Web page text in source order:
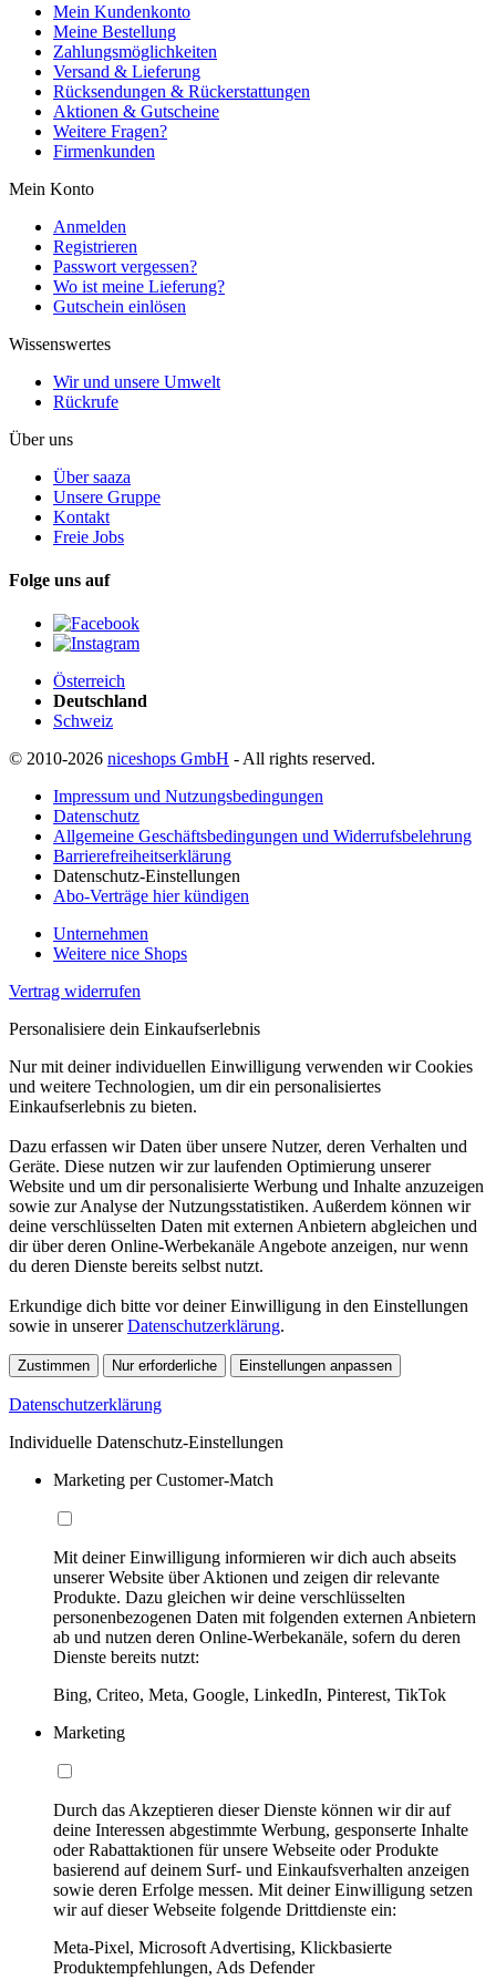
Mein Kundenkonto
Meine Bestellung
Zahlungsmöglichkeiten
Versand & Lieferung
Rücksendungen & Rückerstattungen
Aktionen & Gutscheine
Weitere Fragen?
Firmenkunden
Mein Konto
Anmelden
Registrieren
Passwort vergessen?
Wo ist meine Lieferung?
Gutschein einlösen
Wissenswertes
Wir und unsere Umwelt
Rückrufe
Über uns
Über saaza
Unsere Gruppe
Kontakt
Freie Jobs
Folge uns auf
Österreich
Deutschland
Schweiz
© 2010-2026 niceshops GmbH - All rights reserved.
Impressum und Nutzungsbedingungen
Datenschutz
Allgemeine Geschäftsbedingungen und Widerrufsbelehrung
Barrierefreiheitserklärung
Datenschutz-Einstellungen
Abo-Verträge hier kündigen
Unternehmen
Weitere nice Shops
Vertrag widerrufen
Personalisiere dein Einkaufserlebnis
Nur mit deiner individuellen Einwilligung verwenden wir Cookies
und weitere Technologien, um dir ein personalisiertes
Einkaufserlebnis zu bieten.
Dazu erfassen wir Daten über unsere Nutzer, deren Verhalten und
Geräte. Diese nutzen wir zur laufenden Optimierung unserer
Website und um dir personalisierte Werbung und Inhalte anzuzeigen
sowie zur Analyse der Nutzungsstatistiken. Außerdem können wir
deine verschlüsselten Daten mit externen Anbietern abgleichen und
dir über deren Online-Werbekanäle Angebote anzeigen, nur wenn
du deren Dienste bereits selbst nutzt.
Erkundige dich bitte vor deiner Einwilligung in den Einstellungen
sowie in unsererDatenschutzerklärung.
Zustimmen Nur erforderliche Einstellungen anpassen
Datenschutzerklärung
Individuelle Datenschutz-Einstellungen
Marketing per Customer-Match
Mit deiner Einwilligung informieren wir dich auch abseits
unserer Website über Aktionen und zeigen dir relevante
Produkte. Dazu gleichen wir deine verschlüsselten
personenbezogenen Daten mit folgenden externen Anbietern
ab und nutzen deren Online-Werbekanäle, sofern du deren
Dienste bereits nutzt:
Bing, Criteo, Meta, Google, LinkedIn, Pinterest, TikTok
Marketing
Durch das Akzeptieren dieser Dienste können wir dir auf
deine Interessen abgestimmte Werbung, gesponserte Inhalte
oder Rabattaktionen für unsere Webseite oder Produkte
basierend auf deinem Surf- und Einkaufsverhalten anzeigen
sowie deren Erfolge messen. Mit deiner Einwilligung setzen
wir auf dieser Webseite folgende Drittdienste ein:
Meta-Pixel, Microsoft Advertising, Klickbasierte
Produktempfehlungen, Ads Defender